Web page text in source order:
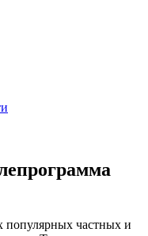
популярных частных и